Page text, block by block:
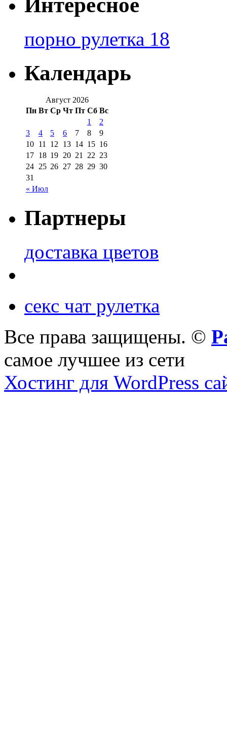
Интересное
порно рулетка 18
Календарь
Август 2026
Пн Вт Ср Чт Пт Сб Вс
« Июл
1
2
3
4 5 6 7 8
9
10 11 12 13 14 15 16
17 18 19 20 21 22 23
24 25 26 27 28 29 30
31
Партнеры
доставка цветов
секс чат рулетка
Все права защищены. ©
самое лучшее из сети
Хостинг для WordPress